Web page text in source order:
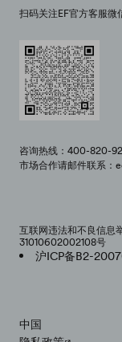
扫码关注EF官方客服微
咨询热线：400-820-
市场合作请邮件联系：
互联网违法和不良信
31010602002108号
沪ICP备B2-
中国